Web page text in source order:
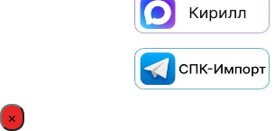
×